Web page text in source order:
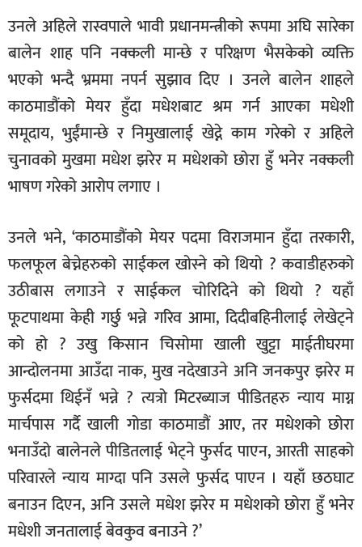
उनले अहिले रास्वपाले भावी प्रधानमन्त्रीको रूपमा अघि सारेका
बालेन शाह पनि नक्कली मान्छे र परिक्षण भैसकेको व्यक्ति
भएको भन्दै भ्रममा नपर्न सुझाव दिए । उनले बालेन शाहले
काठमाडौंको मेयर हुँदा मधेशबाट श्रम गर्न आएका मधेशी
समूदाय, भुईंमान्छे र निमुखालाई खेद्ने काम गरेको र अहिले
चुनावको मुखमा मधेश झरेर म मधेशको छोरा हुँ भनेर नक्कली
भाषण गरेको आरोप लगाए ।
उनले भने, ‘काठमाडौंको मेयर पदमा विराजमान हुँदा तरकारी,
फलफूल बेच्नेहरुको साईकल खोस्ने को थियो ? कवाडीहरुको
उठीबास लगाउने र साईकल चोरिदिने को थियो ? यहाँ
फूटपाथमा केही गर्छु भन्ने गरिव आमा, दिदीबहिनीलाई लेखेट्ने
को हो ? उखु किसान चिसोमा खाली खुट्टा माईतीघरमा
आन्दोलनमा आउँदा नाक, मुख नदेखाउने अनि जनकपुर झरेर म
फुर्सदमा थिईनँ भन्ने ? त्यत्रो मिटरब्याज पीडितहरु न्याय माग्न
मार्चपास गर्दै खाली गोडा काठमाडौं आए, तर मधेशको छोरा
भनाउँदो बालेनले पीडितलाई भेट्ने फुर्सद पाएन, आरती साहको
परिवारले न्याय माग्दा पनि उसले फुर्सद पाएन । यहाँ छठघाट
बनाउन दिएन, अनि उसले मधेश झरेर म मधेशको छोरा हुँ भनेर
मधेशी जनतालाई बेवकुव बनाउने ?’